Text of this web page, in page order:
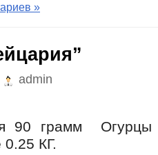
»
admin
90 грамм Огурцы
КГ.